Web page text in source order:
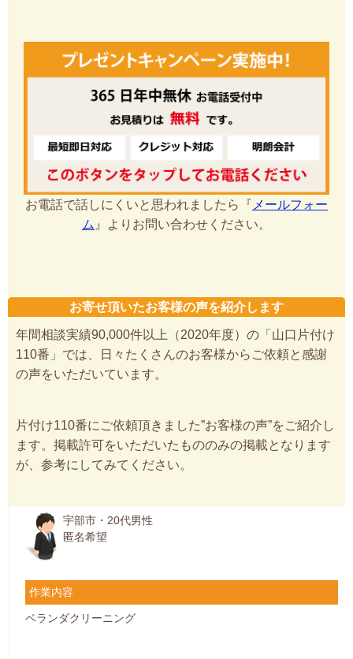
お電話で話しにくいと思われましたら『 メールフォー
ム 』よりお問い合わせください。
お寄せ頂いたお客様の声を紹介します
年間相談実績90,000件以上（2020年度）の「山口片付け
110番」では、日々たくさんのお客様からご依頼と感謝
の声をいただいています。
片付け110番にご依頼頂きました”お客様の声”をご紹介し
ます。掲載許可をいただいたもののみの掲載となります
が、参考にしてみてください。
宇部市・20代男性
匿名希望
作業内容
ベランダクリーニング